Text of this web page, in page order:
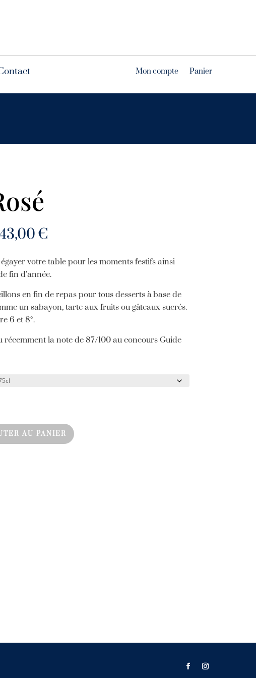
Mon compte Panier
€Plage
prix :
21,00 €
43,00 €
votre table pour les moments festifs ainsi
fin d’année.
en fin de repas pour tous desserts à base de
un sabayon, tarte aux fruits ou gâteaux sucrés.
6 et 8°.
récemment la note de 87/100 au concours Guide
AU PANIER